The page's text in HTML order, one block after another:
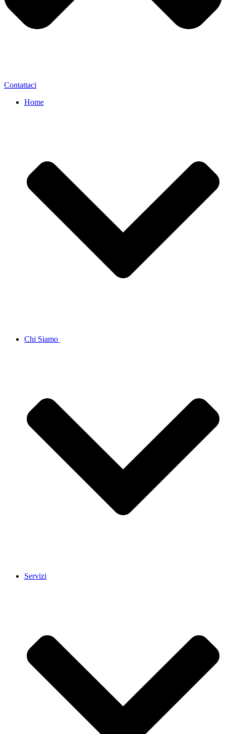
Contattaci
Home
Chi Siamo
Servizi